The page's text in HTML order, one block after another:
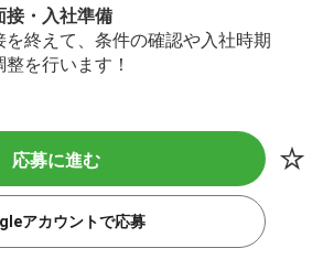
・入社準備
を終えて、条件の確認や入社時期
を行います！
応募に進む
アカウントで応募